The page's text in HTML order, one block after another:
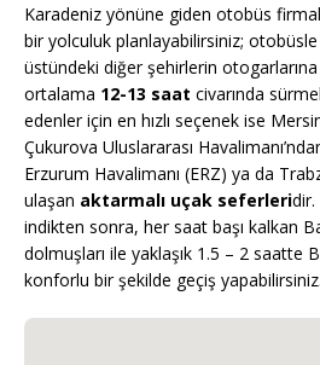
Karadeniz yönüne giden otobüs
bir yolculuk planlayabilirsiniz;
üstündeki diğer şehirlerin
ortalama 12-13 saat civarında
edenler için en hızlı seçenek ise
Çukurova Uluslararası
Erzurum Havalimanı (ERZ) ya da
ulaşan aktarmalı uçak seferleridir.
indikten sonra, her saat başı kalkan
dolmuşları ile yaklaşık 1.5 – 2 saatte
konforlu bir şekilde geçiş yapabilirsiniz.